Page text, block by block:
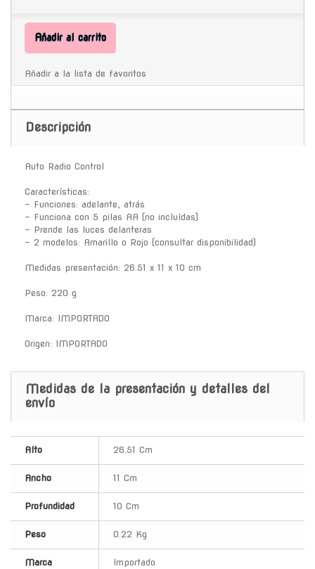
Añadir al carrito
Añadir a la lista de favoritos
Descripción
Auto Radio Control
Características:
- Funciones: adelante, atrás
- Funciona con 5 pilas AA (no incluídas)
- Prende las luces delanteras
- 2 modelos: Amarillo o Rojo (consultar disponibilidad)
Medidas presentación: 26.51 x 11 x 10 cm
Peso: 220 g
Marca: IMPORTADO
Origen: IMPORTADO
Medidas de la presentación y detalles del
envío
Alto 26.51 Cm
Ancho 11 Cm
Profundidad 10 Cm
Peso 0.22 Kg
Marca Importado